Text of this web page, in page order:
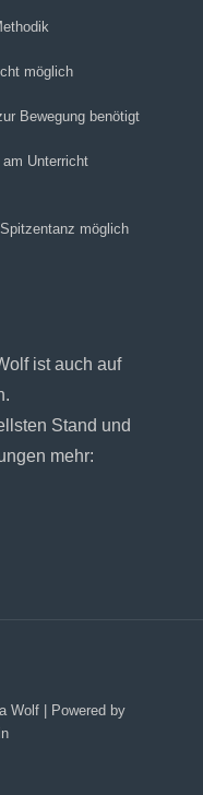
möglich
Bewegung benötigt
Unterricht
möglich
ist auch auf
Stand und
mehr:
Wolf | Powered by